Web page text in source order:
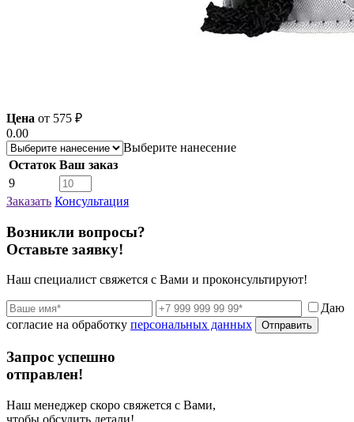
Цена от 575 ₽
0.00
Выберите нанесение
Остаток Ваш заказ
9
Заказать Консультация
Возникли вопросы?
Оставьте заявку!
Наш специалист свяжется с Вами и проконсультируют!
Даю
согласие на обработку персональных данных Отправить
Запрос успешно
отправлен!
Наш менеджер скоро свяжется с Вами,
чтобы обсудить детали!